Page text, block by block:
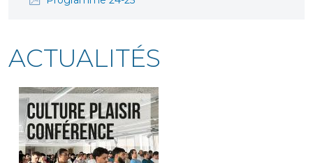
ACTUALITÉS